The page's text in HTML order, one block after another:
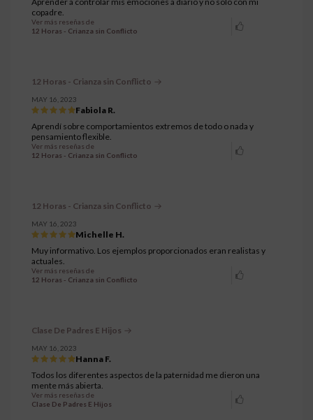
copadre.
Ver más reseñas de
12 Horas - Crianza sin Conflicto
12 Horas - Crianza sin Conflicto
MAY 16, 2023
Fabiola R.
Aprendí sobre comportamientos extremos de todo o nada y
pensamiento flexible.
Ver más reseñas de
12 Horas - Crianza sin Conflicto
12 Horas - Crianza sin Conflicto
MAY 16, 2023
Michelle H.
Muy informativo. Los ejemplos proporcionados eran realistas y
actuales.
Ver más reseñas de
12 Horas - Crianza sin Conflicto
Clase De Padres E Hijos
MAY 16, 2023
Hanna F.
Todos los diferentes aspectos de la paternidad me dieron una
mente más abierta.
Ver más reseñas de
Clase De Padres E Hijos